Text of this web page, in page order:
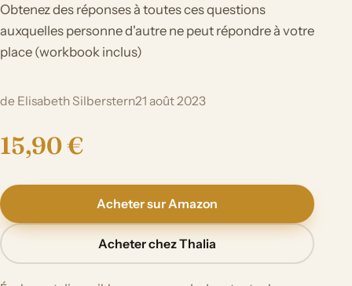
Obtenez des réponses à toutes ces questions
auxquelles personne d'autre ne peut répondre à votre
place (workbook inclus)
de Elisabeth Silberstern21 août 2023
15,90 €
Acheter sur Amazon
Acheter chez Thalia